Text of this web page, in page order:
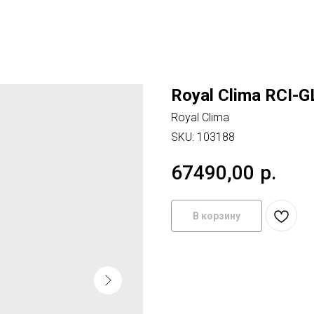
Royal Clima RCI-
Royal Clima
SKU: 103188
67490,00 р.
В корзину